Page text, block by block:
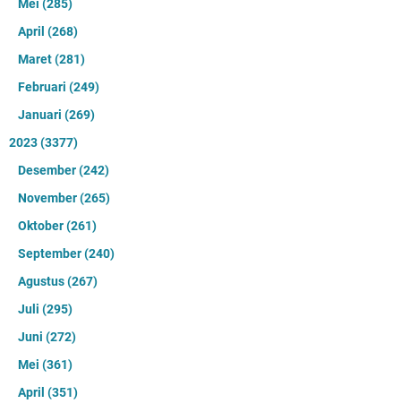
Mei (285)
April (268)
Maret(281)
Februari (249)
Januari (269)
2023(3377)
Desember(242)
November(265)
Oktober(261)
September(240)
Agustus(267)
Juli (295)
Juni (272)
Mei (361)
April (351)